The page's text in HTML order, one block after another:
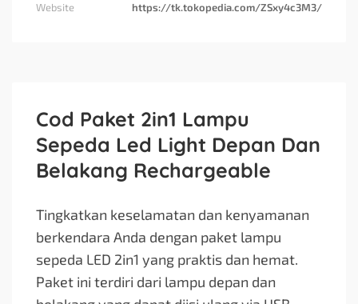
Website https://tk.tokopedia.com/ZSxy4c3M3/
Cod Paket 2in1 Lampu
Sepeda Led Light Depan Dan
Belakang Rechargeable
Tingkatkan keselamatan dan kenyamanan
berkendara Anda dengan paket lampu
sepeda LED 2in1 yang praktis dan hemat.
Paket ini terdiri dari lampu depan dan